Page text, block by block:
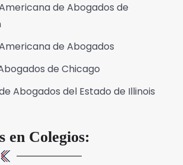
de Abogados de
de Abogados
de Chicago
Abogados del Estado de Illinois
en Colegios: